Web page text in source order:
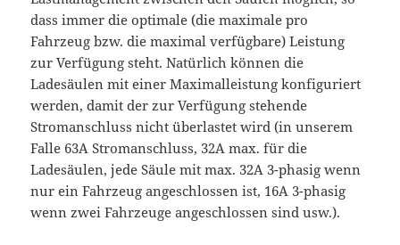
dass immer die optimale (die maximale pro
Fahrzeug bzw. die maximal verfügbare) Leistung
zur Verfügung steht. Natürlich können die
Ladesäulen mit einer Maximalleistung konfiguriert
werden, damit der zur Verfügung stehende
Stromanschluss nicht überlastet wird (in unserem
Falle 63A Stromanschluss, 32A max. für die
Ladesäulen, jede Säule mit max. 32A 3-phasig wenn
nur ein Fahrzeug angeschlossen ist, 16A 3-phasig
wenn zwei Fahrzeuge angeschlossen sind usw.).